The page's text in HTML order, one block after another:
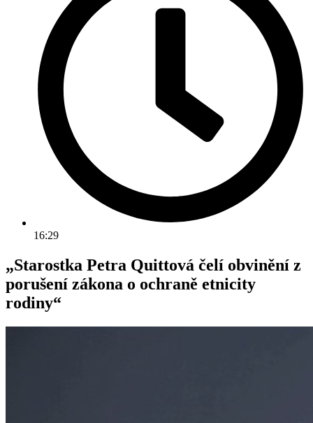
16:29
„Starostka Petra Quittová čelí obvinění z
porušení zákona o ochraně etnicity
rodiny“